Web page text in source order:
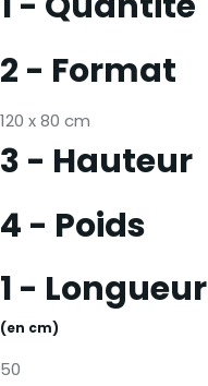
2 - Format
120 x 80 cm
3 - Hauteur
4 - Poids
1 - Longueur
(en cm)
50